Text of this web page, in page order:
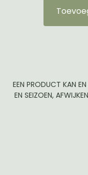
EEN PRODUCT KAN
EN SEIZOEN,